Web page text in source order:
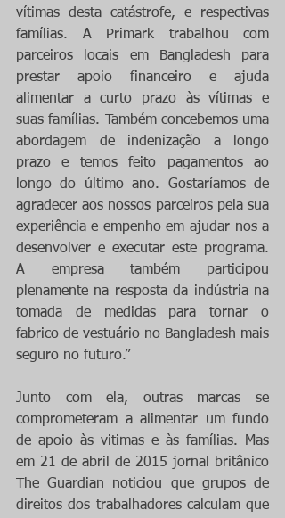
vítimas desta catástrofe, e respectivas
famílias. A Primark trabalhou com
parceiros locais em Bangladesh para
prestar apoio financeiro e ajuda
alimentar a curto prazo às vítimas e
suas famílias. Também concebemos uma
abordagem de indenização a longo
prazo e temos feito pagamentos ao
longo do último ano. Gostaríamos de
agradecer aos nossos parceiros pela sua
experiência e empenho em ajudar-nos a
desenvolver e executar este programa.
A empresa também participou
plenamente na resposta da indústria na
tomada de medidas para tornar o
fabrico de vestuário no Bangladesh mais
seguro no futuro.”
Junto com ela, outras marcas se
comprometeram a alimentar um fundo
de apoio às vitimas e às famílias. Mas
em 21 de abril de 2015 jornal britânico
The Guardian noticiou que grupos de
direitos dos trabalhadores calculam que